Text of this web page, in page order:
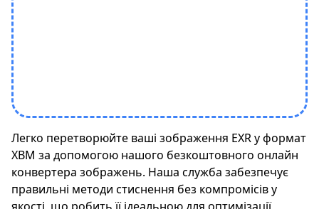
Легко перетворюйте ваші зображення EXR у формат
XBM за допомогою нашого безкоштовного онлайн
конвертера зображень. Наша служба забезпечує
правильні методи стиснення без компромісів у
якості, що робить її ідеальною для оптимізації